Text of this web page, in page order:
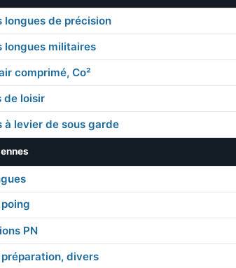
longues de précision
longues militaires
comprimé, Co²
de loisir
à levier de sous garde
PN
divers